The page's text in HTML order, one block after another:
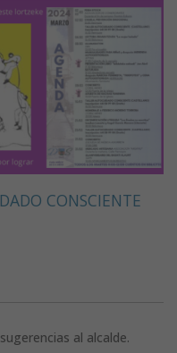
CONSCIENTE
al alcalde.